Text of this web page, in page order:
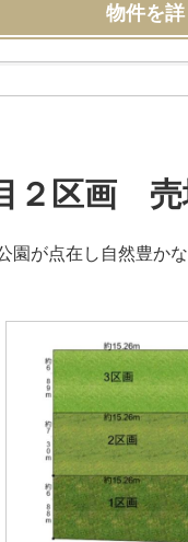
物件を
２区画 売
園が点在し自然豊か